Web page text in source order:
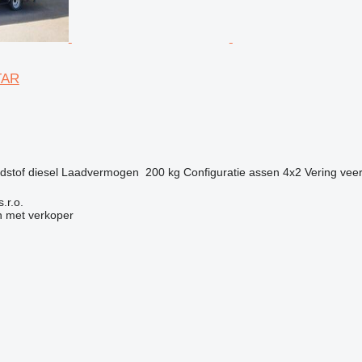
diesel Laadvermogen 200 kg Configuratie assen 4x2 Vering
met verkoper